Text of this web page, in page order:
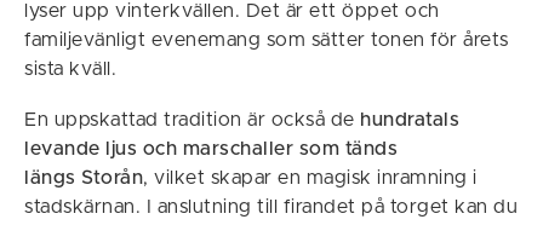
lyser upp vinterkvällen. Det är ett öppet och
familjevänligt evenemang som sätter tonen för årets
sista kväll.
En uppskattad tradition är också de hundratals
levande ljus och marschaller som tänds
längs Storån, vilket skapar en magisk inramning i
stadskärnan. I anslutning till firandet på torget kan du